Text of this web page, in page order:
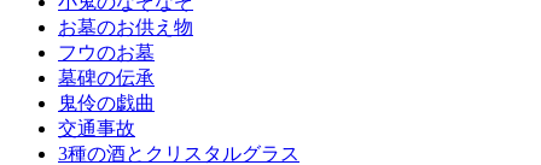
お墓のお供え物
フウのお墓
墓碑の伝承
鬼伶の戯曲
交通事故
3種の酒とクリスタルグラス